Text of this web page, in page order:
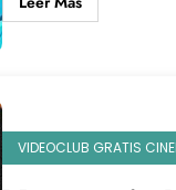
VIDEOCLUB GRATIS